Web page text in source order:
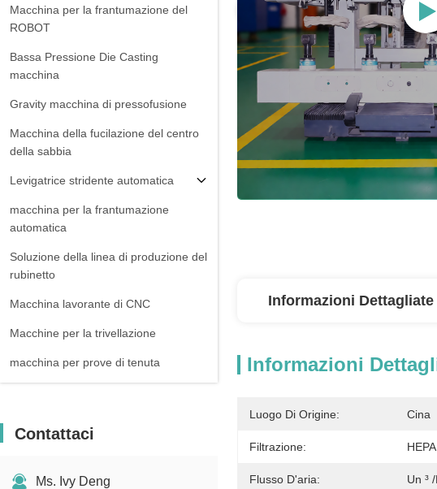
Macchina per la frantumazione del
ROBOT
Bassa Pressione Die Casting
macchina
Gravity macchina di pressofusione
Macchina della fucilazione del centro
della sabbia
Levigatrice stridente automatica
macchina per la frantumazione
automatica
Soluzione della linea di produzione del
rubinetto
Macchina lavorante di CNC
Macchine per la trivellazione
macchina per prove di tenuta
Contattaci
Ms. Ivy Deng
Informazioni Dettagliate
Informazioni
Luogo Di Origine: Cina
Filtrazione:
Flusso D'aria: Un ³